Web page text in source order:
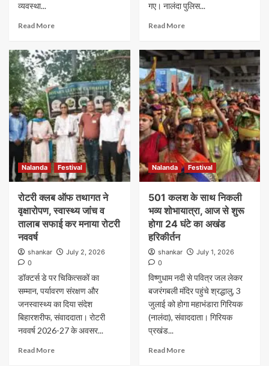
व्यवस्था...
Read More
गए। नालंदा पुलिस...
Read More
Nalanda Festival
रोटरी क्लब ऑफ तथागत ने
वृक्षारोपण, स्वास्थ्य जांच व
तालाब सफाई कर मनाया रोटरी
नववर्ष
shankar
July 2, 2026
0
डॉक्टर्स डे पर चिकित्सकों का
सम्मान, पर्यावरण संरक्षण और
जनस्वास्थ्य का दिया संदेश
बिहारशरीफ, संवाददाता। रोटरी
नववर्ष 2026-27 के अवसर...
Read More
Nalanda Festival
501 कलश के साथ निकली
भव्य शोभायात्रा, आज से शुरू
होगा 24 घंटे का अखंड
हरिकीर्तन
shankar
July 1, 2026
0
विष्णुधाम नदी से पवित्र जल लेकर
बजरंगबली मंदिर पहुंचे श्रद्धालु, 3
जुलाई को होगा महाभंडारा गिरियक
(नालंदा), संवाददाता। गिरियक
प्रखंड...
Read More